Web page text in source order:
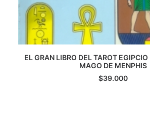
LOGIN / REGISTER
CART
AGREGAR AL CARRITO
EL GRAN LIBRO DEL TAROT
MAGO DE MENPHIS
$39.000